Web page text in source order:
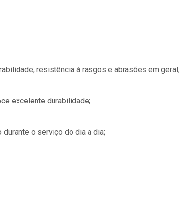
resistência à rasgos e abrasões em geral;
excelente durabilidade;
o serviço do dia a dia;